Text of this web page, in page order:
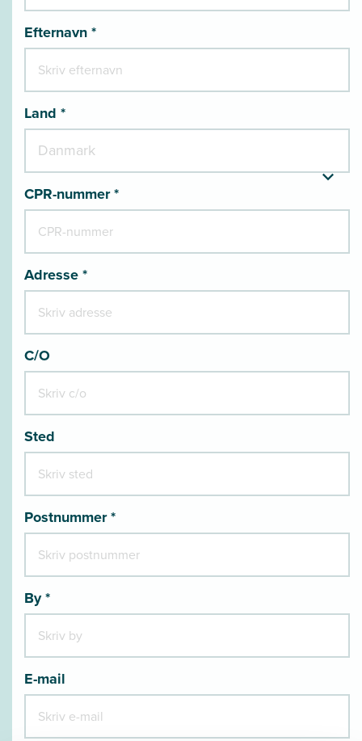
Efternavn *
Land *
CPR-nummer *
Adresse *
C/O
Sted
Postnummer *
By *
E-mail